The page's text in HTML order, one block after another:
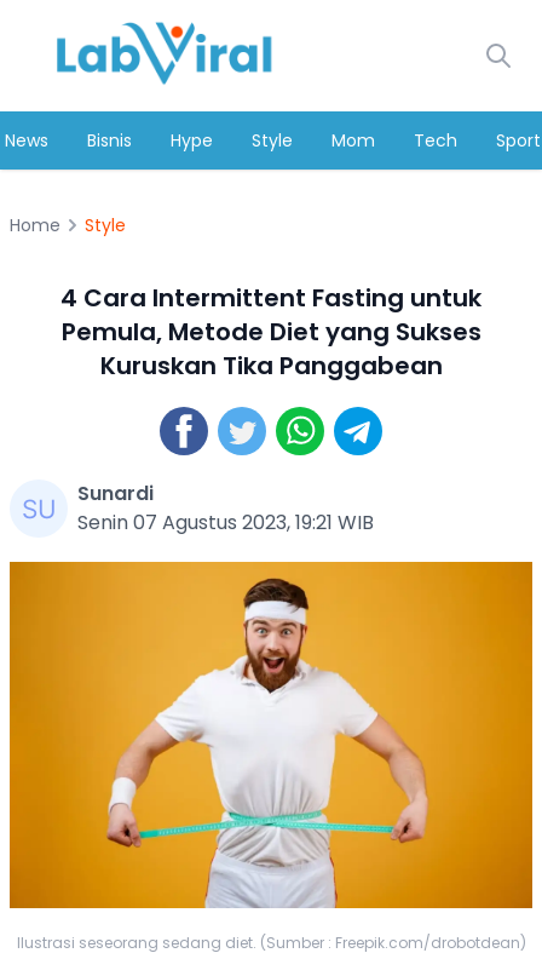
News Bisnis Hype Style Mom Tech Sport
Home Style
4 Cara Intermittent Fasting untuk
Pemula, Metode Diet yang Sukses
Kuruskan Tika Panggabean
Sunardi
Senin 07 Agustus 2023, 19:21 WIB
Ilustrasi seseorang sedang diet. (Sumber : Freepik.com/drobotdean)